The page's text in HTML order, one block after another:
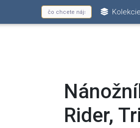
Kolekcie
Rider,